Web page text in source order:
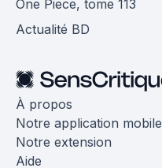
One Piece, tome 113
Actualité BD
À propos
Notre application mobile
Notre extension
Aide